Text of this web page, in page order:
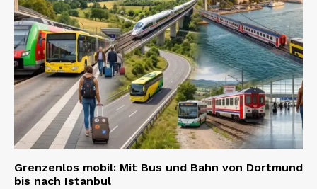
Grenzenlos mobil: Mit Bus und Bahn von Dortmund
bis nach Istanbul